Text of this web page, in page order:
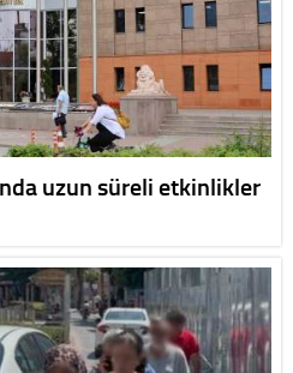
uzun süreli etkinlikler